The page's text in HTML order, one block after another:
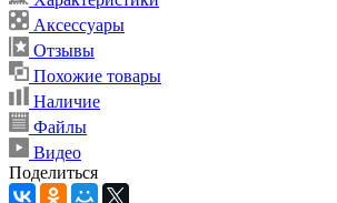
Аксессуары
Отзывы
Похожие товары
Наличие
Файлы
Видео
Поделиться